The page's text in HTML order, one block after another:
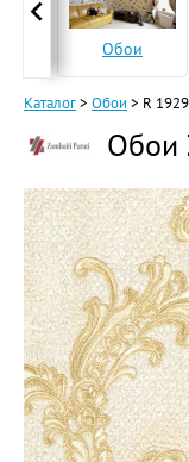
Обои
Каталог> Обои> R 1929
Обои